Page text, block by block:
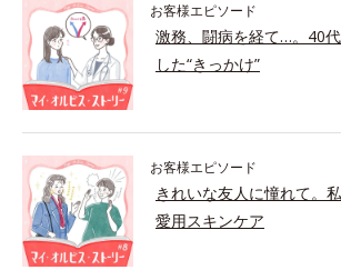
お客様エピソード
激務、闘病を経て…。40
した“きっかけ”
お客様エピソード
きれいな友人に憧れて。
愛用スキンケア